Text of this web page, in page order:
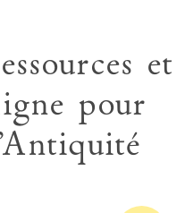
et
pour